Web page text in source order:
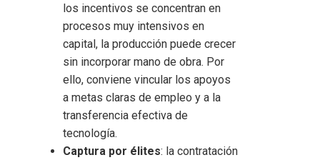
los incentivos se concentran en
procesos muy intensivos en
capital, la producción puede crecer
sin incorporar mano de obra. Por
ello, conviene vincular los apoyos
a metas claras de empleo y a la
transferencia efectiva de
tecnología.
Captura por élites: la contratación